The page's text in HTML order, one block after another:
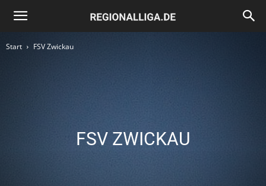
Regionalliga.de
Start FSV Zwickau
FSV ZWICKAU